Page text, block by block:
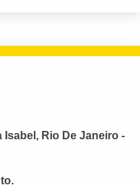
Isabel, Rio De Janeiro -